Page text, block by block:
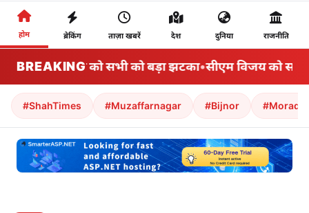
होम ब्रेकिंग ताज़ा खबरें देश दुनिया राजनीति
BREAKING
सीएम विजय को सभी को बड़ा झटका•सीएम विजय को सभी
#ShahTimes #Muzaffarnagar #Bijnor